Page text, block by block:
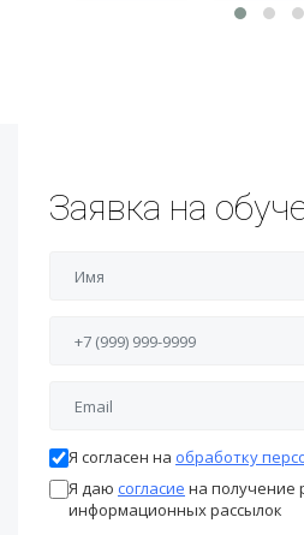
Заявка на
Я согласен на обработку
Я даю согласие на получение
информационных рассылок